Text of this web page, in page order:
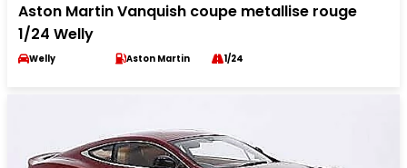
Aston Martin Vanquish coupe metallise rouge
1/24 Welly
Welly Aston Martin 1/24